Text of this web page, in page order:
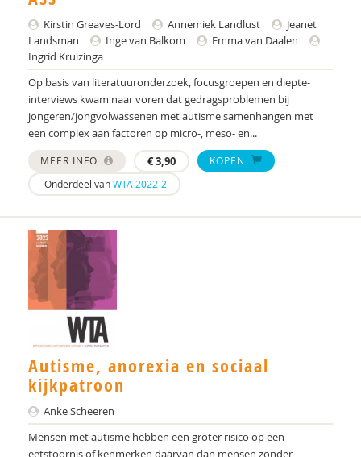
Kirstin Greaves-Lord
Yvonne Groen
Maria Hekert
Kristien Hermans
Jill Hoogerwerf
Ko Hummelen
Msc I.W.C. Raats-Hage
Francis J. Kloosterman-Eijgenraam
Gerard J. Nijhof
Michel J. van Vliet
Kawita J.S. Mataw
Angelina Kakooza-Mwesige Lee E.Wachtel Dirk M.
Dhossche
Kirstin Greaves-Lord Annemiek Landlust
Jeanet
Landsman
Inge van Balkom
Emma van Daalen
Ingrid Kruizinga
Op basis van literatuuronderzoek, focusgroepen en diepte-
interviews kwam naar voren dat gedragsproblemen bij
jongeren/jongvolwassenen met autisme samenhangen met
een complex aan factoren op micro-, meso- en...
MEER INFO €3,90
KOPEN
Onderdeel vanWTA 2022-2
Autisme, anorexia en sociaal
kijkpatroon
Anke Scheeren
Mensen met autisme hebben een groter risico op een
eetstoornis of kenmerken daarvan dan mensen zonder